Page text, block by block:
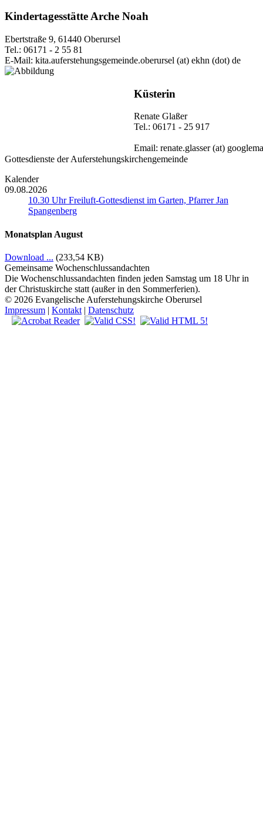
Kindertagesstätte Arche Noah
Ebertstraße 9, 61440 Oberursel
Tel.: 06171 - 2 55 81
E-Mail: kita.auferstehungsgemeinde.oberursel (at) ekhn (dot) de
Küsterin
Renate Glaßer
Tel.: 06171 - 25 917
Email: renate.glasser (at)
Gottesdienste der Auferstehungskirchengemeinde
Kalender
09.08.2026
10.30 Uhr Freiluft-Gottesdienst im Garten, Pfarrer Jan
Spangenberg
Monatsplan August
Download ... (233,54 KB)
Gemeinsame Wochenschlussandachten
Die Wochenschlussandachten finden jeden Samstag um 18 Uhr in
der Christuskirche statt (außer in den Sommerferien).
© 2026 Evangelische Auferstehungskirche Oberursel
Impressum | Kontakt | Datenschutz